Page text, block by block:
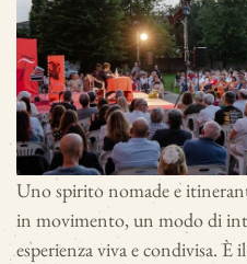
Uno spirito nomade e
in movimento, un modo di
esperienza viva e condivisa.